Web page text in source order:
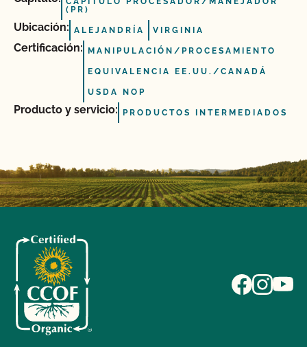
(PR)
Ubicación: ALEJANDRÍA VIRGINIA
Certificación: MANIPULACIÓN/PROCESAMIENTO
EQUIVALENCIA EE.UU./CANADÁ
USDA NOP
Producto y servicio: PRODUCTOS INTERMEDIADOS